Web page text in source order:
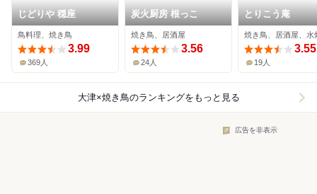
じどりや 穏座
鳥料理、焼き鳥
3.99
369人
炭火厨房 根っこ
焼き鳥、居酒屋
3.56
24人
とりこう庵
焼き鳥、居酒屋、水
3.55
19人
大津×焼き鳥のランキングをもっと見る
広告を非表示